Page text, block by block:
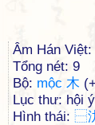
Âm Hán Việt:
Tổng nét: 9
Bộ: mộc 木
Lục thư: hội ý
Hình thái: ⿱